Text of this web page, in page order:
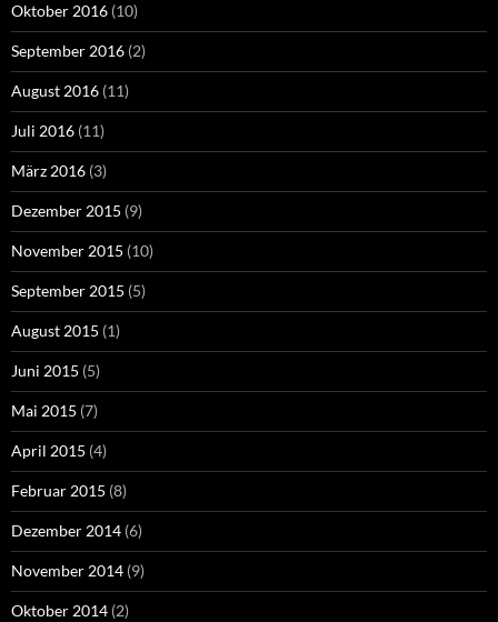
Oktober 2016 (10)
September 2016 (2)
August 2016 (11)
Juli 2016 (11)
März 2016 (3)
Dezember 2015 (9)
November 2015 (10)
September 2015 (5)
August 2015 (1)
Juni 2015 (5)
Mai 2015 (7)
April 2015 (4)
Februar 2015 (8)
Dezember 2014 (6)
November 2014 (9)
Oktober 2014 (2)